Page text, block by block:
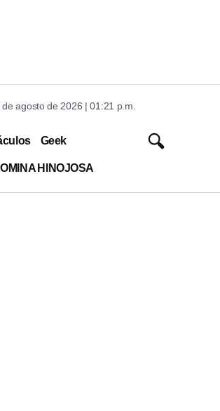
de agosto de 2026 | 01:21 p.m.
Geek
HINOJOSA